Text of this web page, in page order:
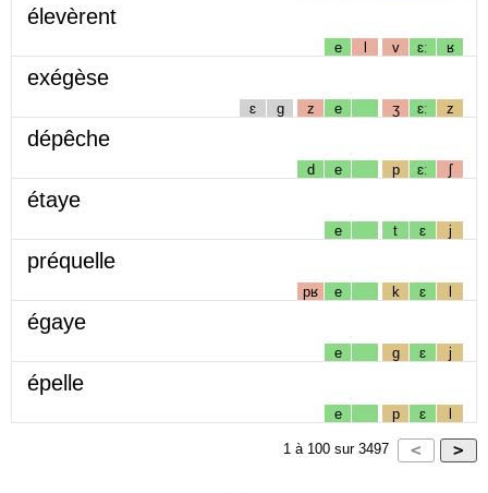
élevèrent
e l v ɛː ʁ
exégèse
ɛ g z e ʒ ɛː z
dépêche
d e p ɛː ʃ
étaye
e t ɛ j
préquelle
pʁ e k ɛ l
égaye
e g ɛ j
épelle
e p ɛ l
1 à 100 sur 3497